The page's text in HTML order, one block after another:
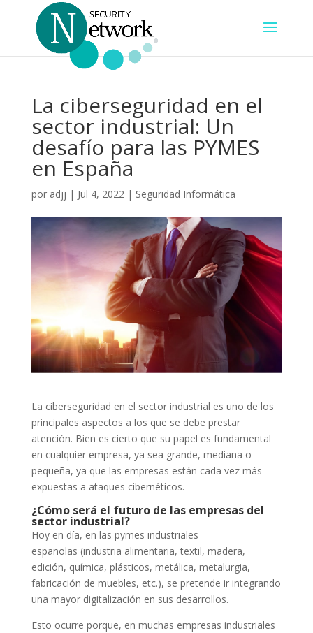
La ciberseguridad en el
sector industrial: Un
desafío para las PYMES
en España
por adjj | Jul 4, 2022| Seguridad Informática
La ciberseguridad en el sector industrial es uno de los
principales aspectos a los que se debe prestar
atención. Bien es cierto que su papel es fundamental
en cualquier empresa, ya sea grande, mediana o
pequeña, ya que las empresas están cada vez más
expuestas a ataques cibernéticos.
¿Cómo será el futuro de las empresas del
sector industrial?
Hoy en día, en las pymes industriales
españolas (industria alimentaria, textil, madera,
edición, química, plásticos, metálica, metalurgia,
fabricación de muebles, etc.), se pretende ir integrando
una mayor digitalización en sus desarrollos.
Esto ocurre porque, en muchas empresas industriales